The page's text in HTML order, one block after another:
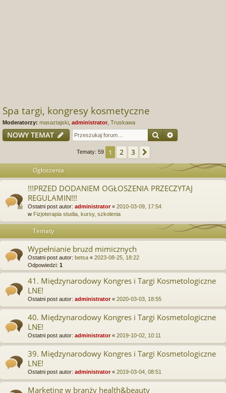
Spa targi, kongresy kosmetyczne
Moderatorzy: masaztajski administrator Truskawa
NOWY TEMAT SzukajWyszukiwanie
Tematy: 59 1 2 3
Ogłoszenia
!!!PRZED DODANIEM OGŁOSZENIA PRZECZYTAJ
REGULAMIN!!!
Ostatni post autor: administrator« 2010-03-09, 17:54
w Fizjoterapia studia, kursy, szkolenia
Tematy
Wypełnianie bruzd mimicznych
Ostatni post autor: betsa « 2023-08-25, 18:22
Odpowiedzi: 1
41. Międzynarodowy Kongres i Targi Kosmetologiczne
LNE!
Ostatni post autor: administrator« 2020-03-03, 18:55
40. Międzynarodowy Kongres i Targi Kosmetologiczne
LNE!
Ostatni post autor: administrator« 2019-10-02, 10:11
39. Międzynarodowy Kongres i Targi Kosmetologiczne
LNE!
Ostatni post autor: administrator« 2019-03-04, 08:51
Marketing w branży health&beauty